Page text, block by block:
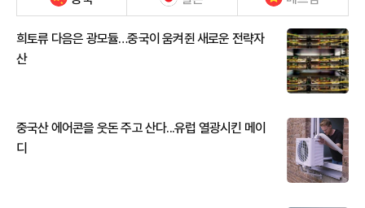
희토류 다음은 광모듈…중국이 움켜쥔 새로운 전략자
산
중국산 에어콘을 웃돈 주고 산다...유럽 열광시킨 메이
디